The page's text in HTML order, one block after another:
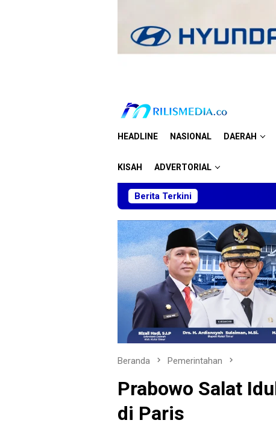
HEADLINE NASIONAL DAERAH
KISAH ADVERTORIAL
Berita Terkini Skuad
Beranda Pemerintahan
Prabowo Salat
di Paris